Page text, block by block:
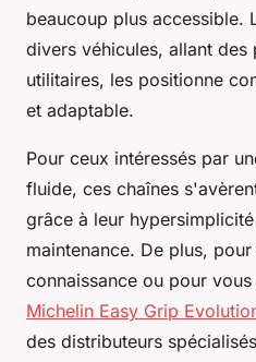
beaucoup plus accessible.
divers véhicules, allant des
utilitaires, les positionne
et adaptable.
Pour ceux intéressés par
fluide, ces chaînes
grâce à leur
maintenance. De plus,
connaissance ou pour
Michelin Easy Grip
des distributeurs